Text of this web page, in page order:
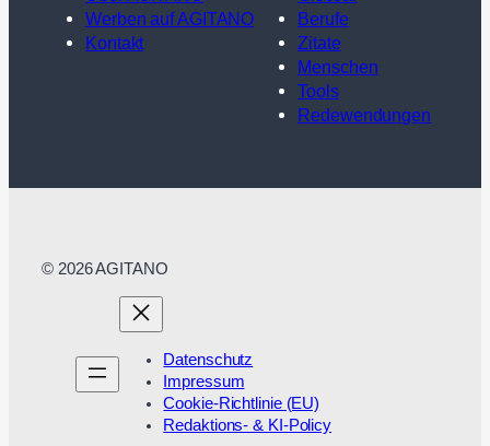
Werben auf AGITANO
Kontakt
Berufe
Zitate
Menschen
Tools
Redewendungen
© 2026 AGITANO
Datenschutz
Impressum
Cookie-Richtlinie (EU)
Redaktions- & KI-Policy